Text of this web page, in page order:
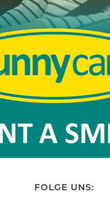
FOLGE UNS: